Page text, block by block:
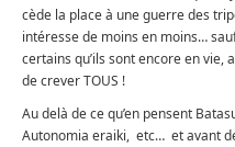
cède la place à une guerre des
intéresse de moins en moins…
certains qu’ils sont encore en vie,
de crever TOUS !
Au delà de ce qu’en pensent
Autonomia eraiki, etc… et avant